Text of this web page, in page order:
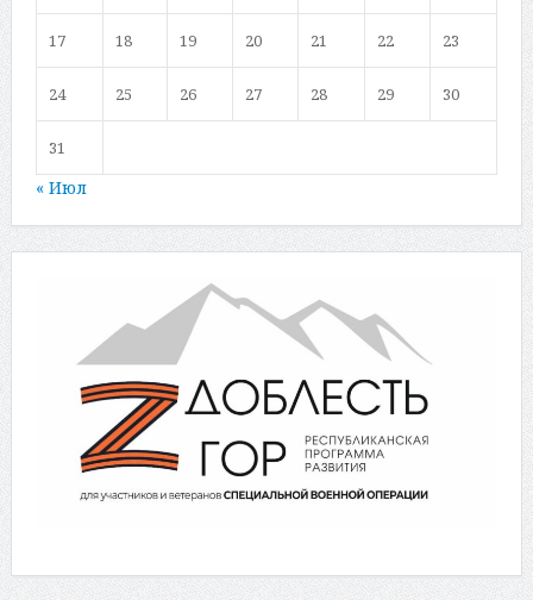
17 18 19 20 21 22 23
24 25 26 27 28 29 30
31
« Июл